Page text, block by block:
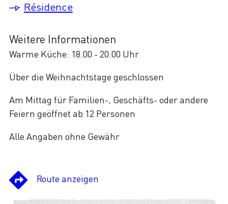
Résidence
Route anzeigen
Weitere Informationen
Warme Küche: 18.00 - 20.00 Uhr
Über die Weihnachtstage geschlossen
Am Mittag für Familien-, Geschäfts- oder andere
Feiern geöffnet ab 12 Personen
Alle Angaben ohne Gewähr